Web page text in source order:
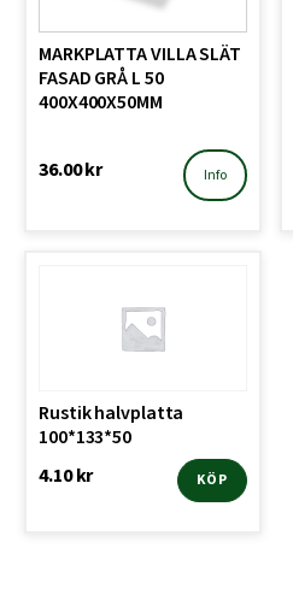
MARKPLATTA VILLA SLÄT
FASAD GRÅ L 50
400X400X50MM
36.00kr Info
Rustik halvplatta
100*133*50
4.10kr KÖP